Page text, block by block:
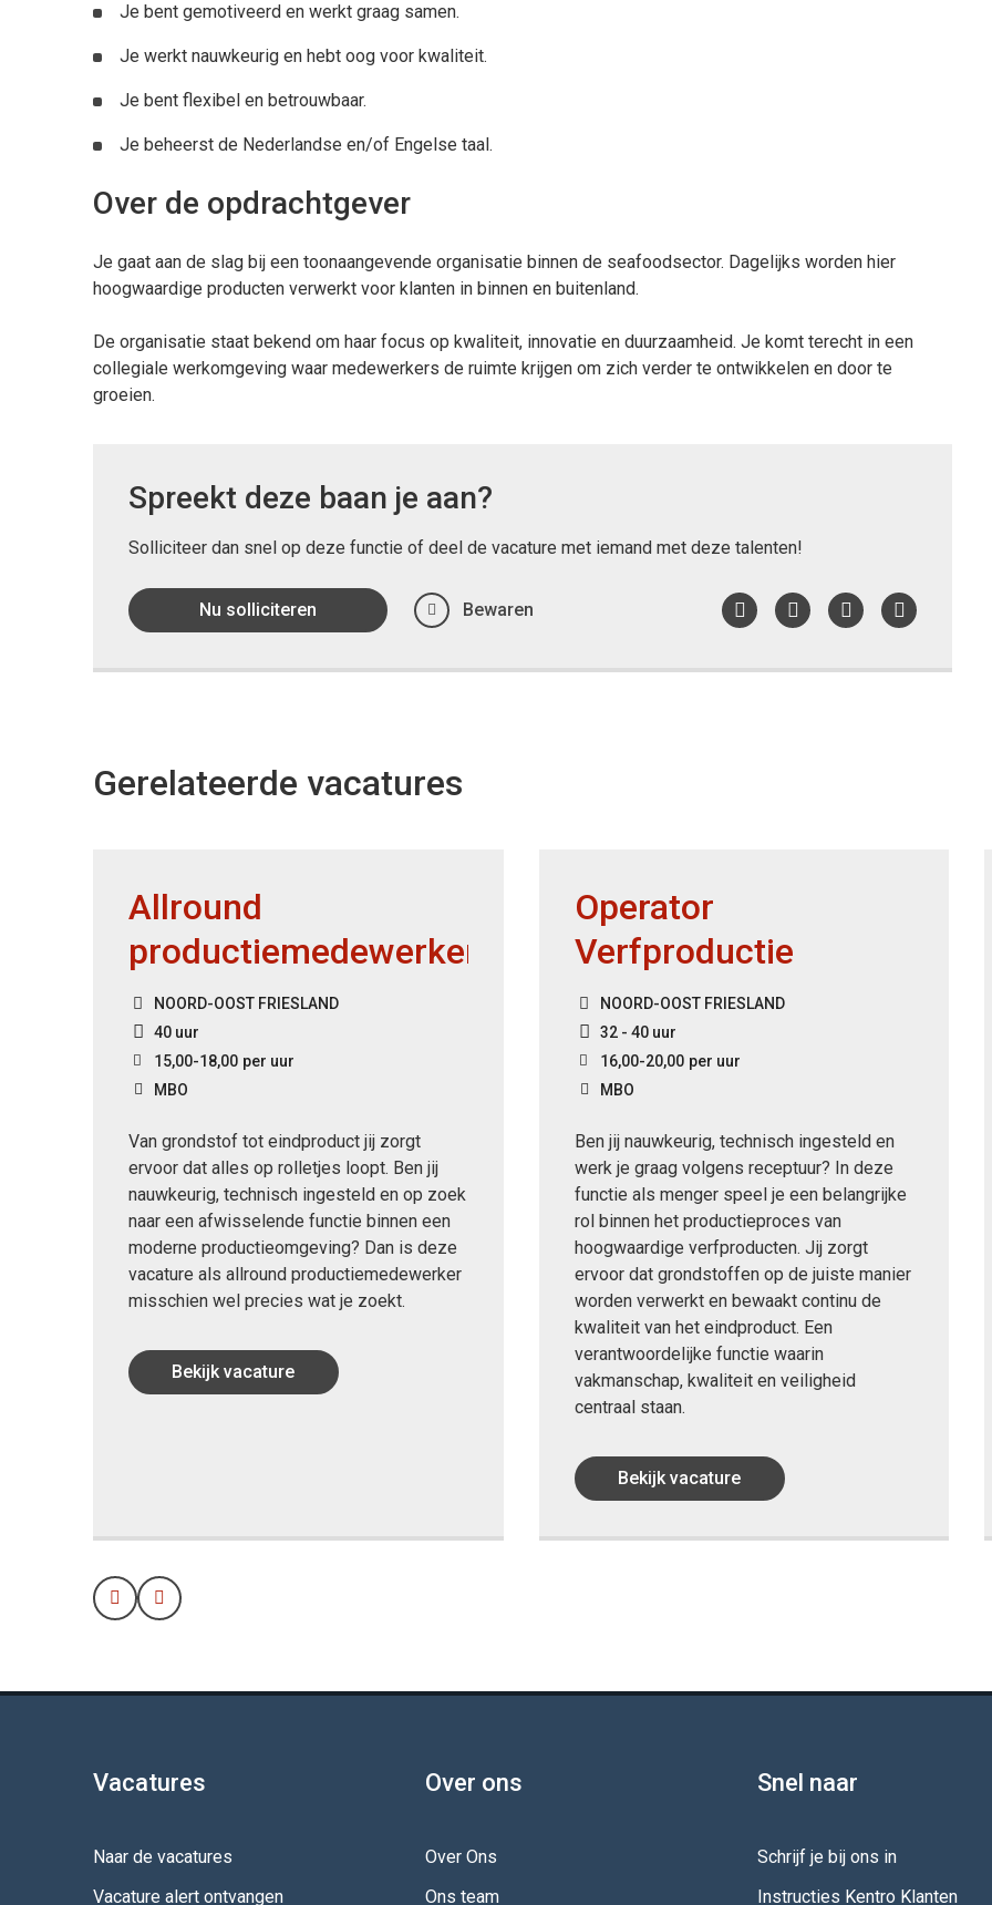
Je bent gemotiveerd en werkt graag samen.
Je werkt nauwkeurig en hebt oog voor kwaliteit.
Je bent flexibel en betrouwbaar.
Je beheerst de Nederlandse en/of Engelse taal.
Over de opdrachtgever
Je gaat aan de slag bij een toonaangevende organisatie binnen de seafoodsector. Dagelijks worden hier
hoogwaardige producten verwerkt voor klanten in binnen en buitenland.
De organisatie staat bekend om haar focus op kwaliteit, innovatie en duurzaamheid. Je komt terecht in een
collegiale werkomgeving waar medewerkers de ruimte krijgen om zich verder te ontwikkelen en door te
groeien.
Spreekt deze baan je aan?
Solliciteer dan snel op deze functie of deel de vacature met iemand met deze talenten!
FacebookTwitter LinkedIn
Nu solliciteren Bewaren
Gerelateerde vacatures
Allround
productiemedewerker
NOORD-OOST FRIESLAND
40 uur
15,00-18,00 per uur
MBO
Van grondstof tot eindproduct jij zorgt
ervoor dat alles op rolletjes loopt. Ben jij
nauwkeurig, technisch ingesteld en op zoek
naar een afwisselende functie binnen een
moderne productieomgeving? Dan is deze
vacature als allround productiemedewerker
misschien wel precies wat je zoekt.
Bekijk vacature
Operator
Verfproductie
NOORD-OOST FRIESLAND
32 - 40 uur
16,00-20,00 per uur
MBO
Ben jij nauwkeurig, technisch ingesteld en
werk je graag volgens receptuur? In deze
functie als menger speel je een belangrijke
rol binnen het productieproces van
hoogwaardige verfproducten. Jij zorgt
ervoor dat grondstoffen op de juiste manier
worden verwerkt en bewaakt continu de
kwaliteit van het eindproduct. Een
verantwoordelijke functie waarin
vakmanschap, kwaliteit en veiligheid
centraal staan.
Bekijk vacature
Prev Next
Vacatures
Naar de vacatures
Vacature alert ontvangen
Over ons
Over Ons
Ons team
Snel naar
Schrijf je bij ons in
Instructies Kentro Klanten